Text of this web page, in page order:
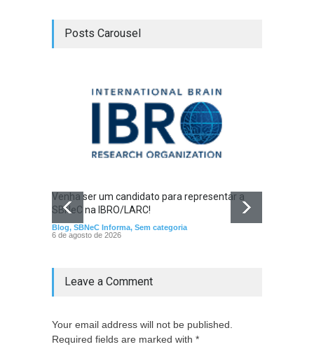
Posts Carousel
Venha ser um candidato para representar a
SBNeC na IBRO/LARC!
Blog, SBNeC Informa, Sem categoria
6 de agosto de 2026
Leave a Comment
Your email address will not be published.
Required fields are marked with *